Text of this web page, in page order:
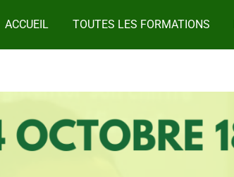
ACCUEIL TOUTES LES FORMATIONS